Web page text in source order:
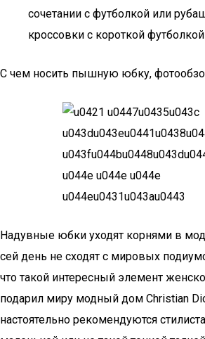
сочетании с футболкой или
кроссовки с короткой
С чем носить пышную юбку,
Надувные юбки уходят корнями в
сей день не сходят с мировых
что такой интересный элемент
подарил миру модный дом Christian
настоятельно рекомендуются